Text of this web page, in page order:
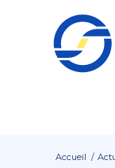
Accueil /